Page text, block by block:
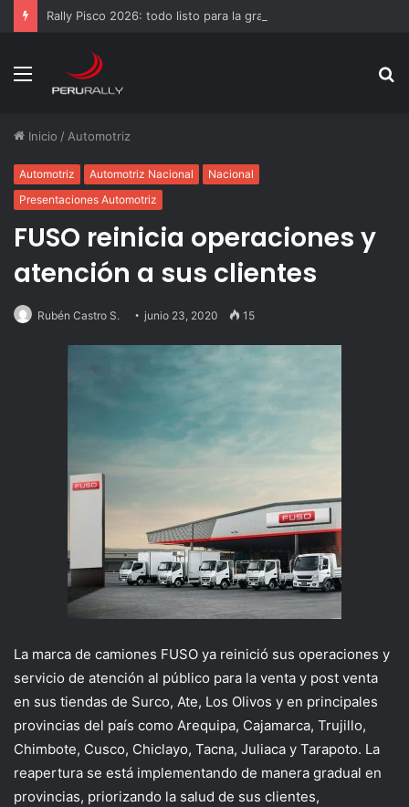
Rally Pisco 2026: todo listo para la gran final del RallyACP
Menú
Inicio / Automotriz
Automotriz Automotriz Nacional
Nacional
Presentaciones Automotriz
FUSO reinicia operaciones y
atención a sus clientes
Rubén Castro S. junio 23, 2020 15
La marca de camiones FUSO ya reinició sus operaciones y
servicio de atención al público para la venta y post venta
en sus tiendas de Surco, Ate, Los Olivos y en principales
provincias del país como Arequipa, Cajamarca, Trujillo,
Chimbote, Cusco, Chiclayo, Tacna, Juliaca y Tarapoto. La
reapertura se está implementando de manera gradual en
provincias, priorizando la salud de sus clientes,